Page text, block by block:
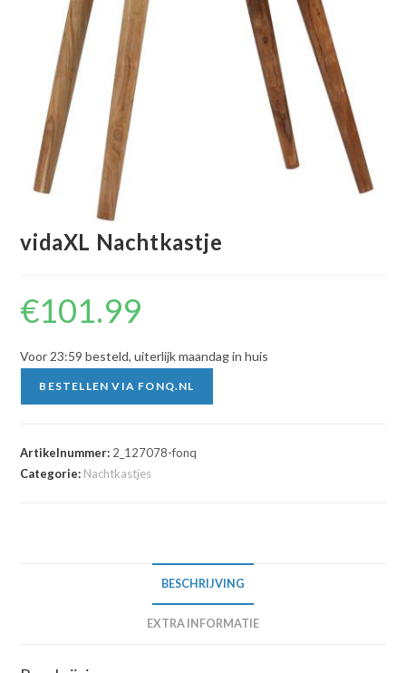
vidaXL Nachtkastje
€101.99
Voor 23:59 besteld, uiterlijk maandag in huis
BESTELLEN VIA FONQ.NL
Artikelnummer: 2_127078-fonq
Categorie: Nachtkastjes
BESCHRIJVING
EXTRA INFORMATIE